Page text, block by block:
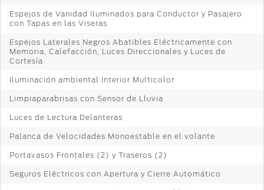
Espejos de Vanidad Iluminados para Conductor y Pasajero
con Tapas en las Viseras
Espejos Laterales Negros Abatibles Eléctricamente con
Memoria, Calefacción, Luces Direccionales y Luces de
Cortesía
Iluminación ambiental Interior Multicolor
Limpiaparabrisas con Sensor de Lluvia
Luces de Lectura Delanteras
Palanca de Velocidades Monoestable en el volante
Portavasos Frontales (2) y Traseros (2)
Seguros Eléctricos con Apertura y Cierre Automático